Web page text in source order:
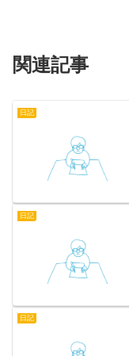
関連記事
日記
日記
日記